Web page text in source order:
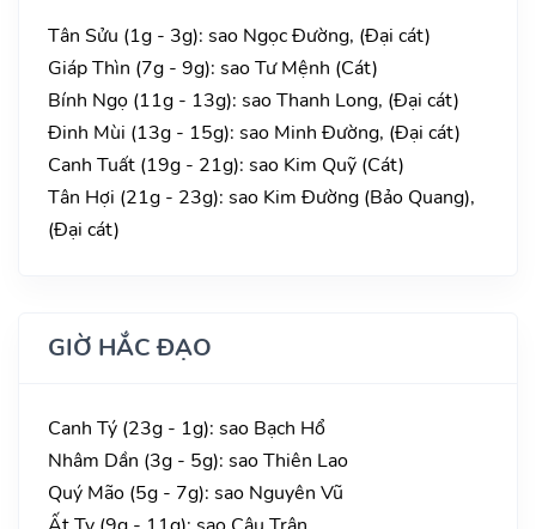
Tân Sửu (1g - 3g): sao Ngọc Đường, (Đại cát)
Giáp Thìn (7g - 9g): sao Tư Mệnh (Cát)
Bính Ngọ (11g - 13g): sao Thanh Long, (Đại cát)
Đinh Mùi (13g - 15g): sao Minh Đường, (Đại cát)
Canh Tuất (19g - 21g): sao Kim Quỹ (Cát)
Tân Hợi (21g - 23g): sao Kim Đường (Bảo Quang),
(Đại cát)
GIỜ HẮC ĐẠO
Canh Tý (23g - 1g): sao Bạch Hổ
Nhâm Dần (3g - 5g): sao Thiên Lao
Quý Mão (5g - 7g): sao Nguyên Vũ